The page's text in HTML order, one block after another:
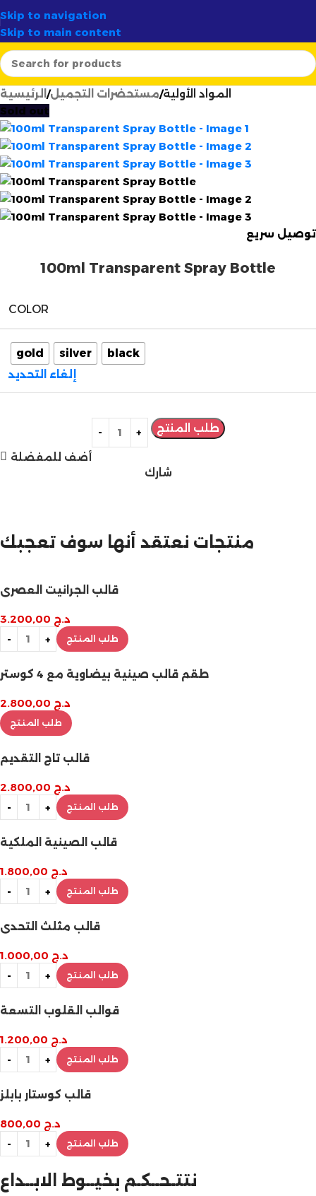
Skip to navigation
Skip to main content
الوجهة الأولى لصناع الشموع في
الرئيسية مستحضرات التجميل المواد الأولية
Sold out
توصيل سريع
100ml Transparent Spray Bottle
COLOR
gold silver
black
إلغاء التحديد
طلب المنتج
أضف للمفضلة
شارك
منتجات نعتقد أنها سوف تعجبك
قالب الجرانيت العصري
د.ج
طلب المنتج
طقم قالب صينية بيضاوية مع 4 كوستر
د.ج
طلب المنتج
قالب تاج التقديم
د.ج
طلب المنتج
قالب الصينية الملكية
د.ج
طلب المنتج
قالب مثلث التحدي
د.ج
طلب المنتج
قوالب القلوب التسعة
د.ج
طلب المنتج
قالب كوستار بابلز
د.ج
طلب المنتج
نتتـحــكـم بخيــوط الابــداع